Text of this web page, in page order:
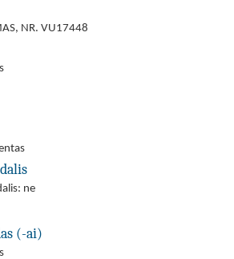
NR. VU17448
ne
(-ai)